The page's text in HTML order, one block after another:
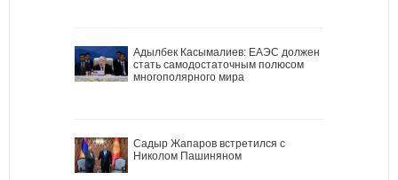
Адылбек Касымалиев: ЕАЭС должен
стать самодостаточным полюсом
многополярного мира
Садыр Жапаров встретился с
Николом Пашиняном